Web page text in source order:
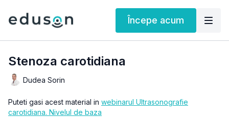
Începe acum
Stenoza carotidiana
Dudea Sorin
Puteti gasi acest material in webinarul Ultrasonografie
carotidiana. Nivelul de baza